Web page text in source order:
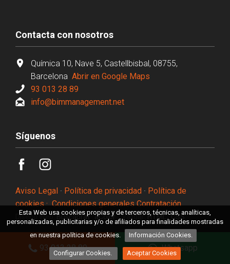
93 013 28 89 Whatsapp
Contacta con nosotros
Química 10, Nave 5, Castellbisbal, 08755,
Barcelona Abrir en Google Maps
93 013 28 89
info@bimmanagement.net
Síguenos
Aviso Legal · Política de privacidad · Política de
cookies · Condiciones generales Contratación
Diseño Web:Buscaprat·aColor Validar:HTML·CSS
Construcción de viviendas en Torrellas del Llobregat
Esta Web usa cookies propias y de terceros, técnicas, analíticas,
personalizadas, publicitarias y/o de afiliados para finalidades mostradas
en nuestra política de cookies.
Información Cookies.
Configurar Cookies. Aceptar Cookies